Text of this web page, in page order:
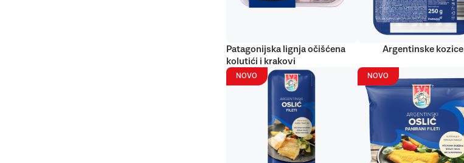
Patagonijska lignja očišćena
kolutići i krakovi
Argentinske kozice
NOVO NOVO